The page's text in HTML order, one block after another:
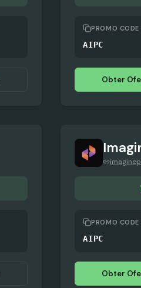
PROMO CODE
AIPC
Obter
PROMO CODE
AIPC
Obter